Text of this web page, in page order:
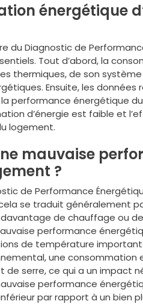
énergétique
du Diagnostic de
Tout d’abord, la
thermiques, de son
Ensuite, les données
performance énergétique
d’énergie est faible et
logement.
mauvaise
?
de Performance
se traduit généralement
de chauffage ou
performance
de température
une consommation
serre, ce qui a un impact
performance
par rapport à un bien